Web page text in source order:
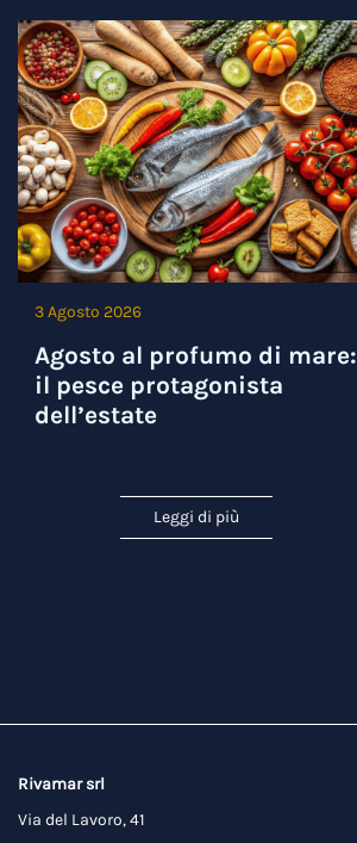
3 Agosto 2026
Agosto al profumo di mare:
il pesce protagonista
dell’estate
Leggi di più
Rivamar srl
Via del Lavoro, 41